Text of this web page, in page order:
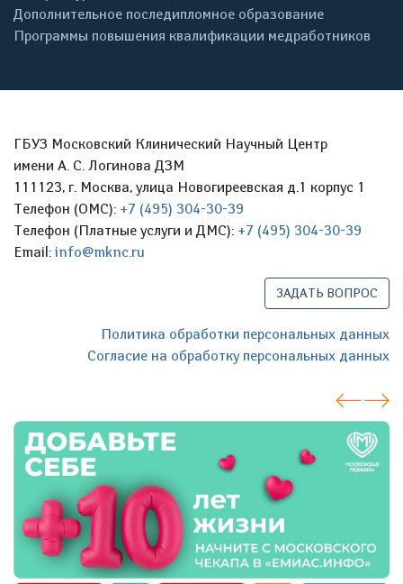
Дополнительное последипломное образование
Программы повышения квалификации медработников
ГБУЗ Московский Клинический Научный Центр
имени А. С. Логинова ДЗМ
111123, г. Москва, улица Новогиреевская д.1 корпус 1
Телефон (ОМС): +7 (495) 304-30-39
Телефон (Платные услуги и ДМС): +7 (495) 304-30-39
Email: info@mknc.ru
ЗАДАТЬ ВОПРОС
Политика обработки персональных данных
Согласие на обработку персональных данных